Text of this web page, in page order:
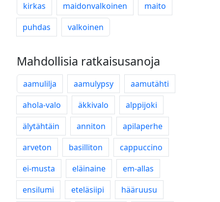
kirkas maidonvalkoinen
maito
puhdas
valkoinen
Mahdollisia ratkaisusanoja
aamulilja aamulypsy
aamutähti
ahola-valo
äkkivalo
alppijoki
älytähtäin
anniton
apilaperhe
arveton
basilliton
cappuccino
ei-musta
eläinaine
em-allas
ensilumi
eteläsiipi
hääruusu